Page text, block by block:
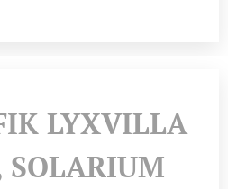
LYXVILLA
SOLARIUM